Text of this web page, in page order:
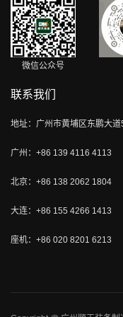
微信公众号
联系我们
地址：广州市黄埔区东鹏大
广州：+86 139 4116 4113
北京：+86 138 2062 1804
大连：+86 155 4266 1413
座机：+86 020 8201 6213